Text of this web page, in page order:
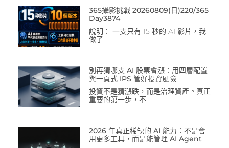
365攝影挑戰 20260809(日)220/365
Day3874
說明： 一支只有 15 秒的 AI 影片，我
做了
別再猜哪支 AI 股票會漲：用四層配置
與一頁式 IPS 管好投資風險
投資不是猜漲跌，而是治理資產。真正
重要的第一步，不
2026 年真正稀缺的 AI 能力：不是會
用更多工具，而是能管理 AI Agent